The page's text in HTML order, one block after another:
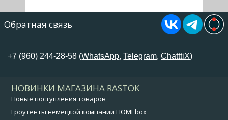
Обратная связь
+7 (960) 244-28-58 (WhatsApp,Telegram,ChatttiX)
НОВИНКИ МАГАЗИНА RASTOK
Новые поступления товаров
Гроутенты немецкой компании HOMEbox